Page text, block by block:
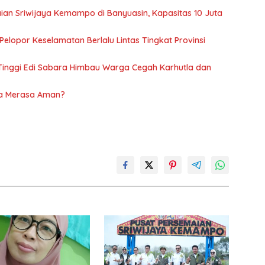
Sriwijaya Kemampo di Banyuasin, Kapasitas 10 Juta
Keselamatan Berlalu Lintas Tingkat Provinsi
Edi Sabara Himbau Warga Cegah Karhutla dan
Merasa Aman?